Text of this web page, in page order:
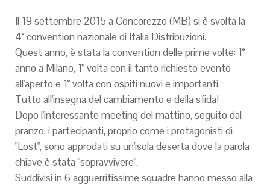
Il 19 settembre 2015 a Concorezzo (MB) si è svolta la
4° convention nazionale di Italia Distribuzioni.
Quest anno, è stata la convention delle prime volte: 1°
anno a Milano, 1° volta con il tanto richiesto evento
all'aperto e 1° volta con ospiti nuovi e importanti.
Tutto all'insegna del cambiamento e della sfida!
Dopo l'interessante meeting del mattino, seguito dal
pranzo, i partecipanti, proprio come i protagonisti di
"Lost", sono approdati su un'isola deserta dove la parola
chiave è stata "sopravvivere".
Suddivisi in 6 agguerritissime squadre hanno messo alla